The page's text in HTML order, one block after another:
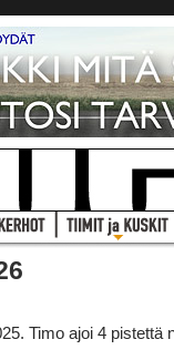
Timo ajoi 4 pistettä